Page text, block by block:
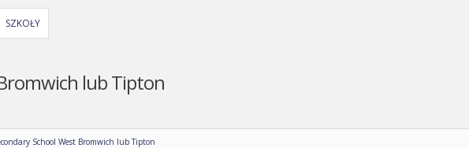
SZKOŁY
lub Tipton
School West Bromwich lub Tipton